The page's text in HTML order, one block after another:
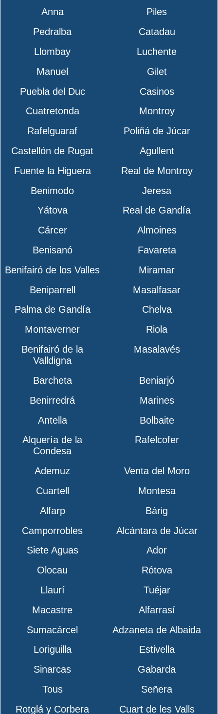
Anna
Piles
Pedralba
Catadau
Llombay
Luchente
Manuel
Gilet
Puebla del Duc
Casinos
Cuatretonda
Montroy
Rafelguaraf
Poliñá de Júcar
Castellón de Rugat
Agullent
Fuente la Higuera
Real de Montroy
Benimodo
Jeresa
Yátova
Real de Gandía
Cárcer
Almoines
Benisanó
Favareta
Benifairó de los Valles
Miramar
Beniparrell
Masalfasar
Palma de Gandía
Chelva
Montaverner
Riola
Benifairó de la
Valldigna
Masalavés
Barcheta
Beniarjó
Benirredrá
Marines
Antella
Bolbaite
Alquería de la
Condesa
Rafelcofer
Ademuz
Venta del Moro
Cuartell
Montesa
Alfarp
Bárig
Camporrobles
Alcántara de Júcar
Siete Aguas
Ador
Olocau
Rótova
Llaurí
Tuéjar
Macastre
Alfarrasí
Sumacárcel
Adzaneta de Albaida
Loriguilla
Estivella
Sinarcas
Gabarda
Tous
Señera
Rotglá y Corbera
Cuart de les Valls